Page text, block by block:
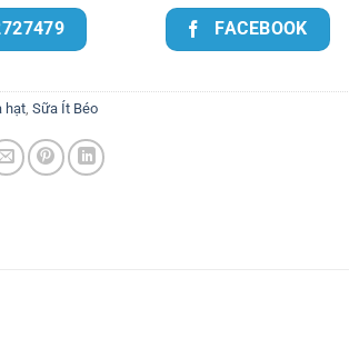
FACEBOOK
hạt ,Sữa Ít Béo